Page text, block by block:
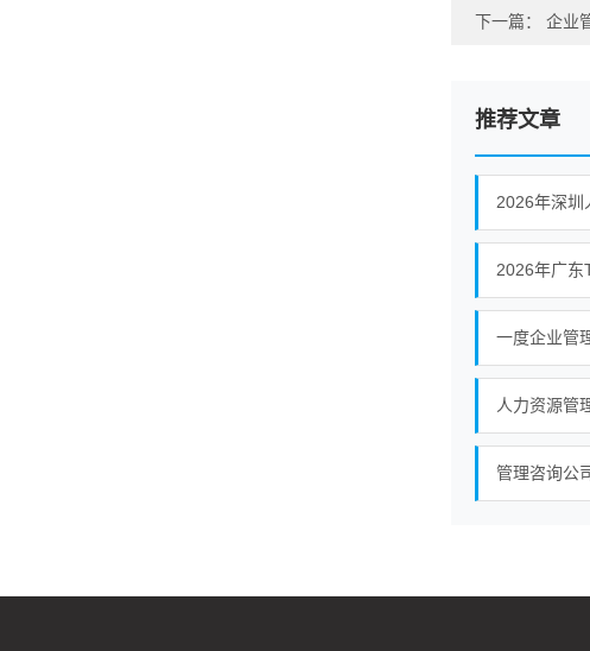
下一篇： 企业
推荐文章
2026年广东
一度企业管
人力资源管
管理咨询公